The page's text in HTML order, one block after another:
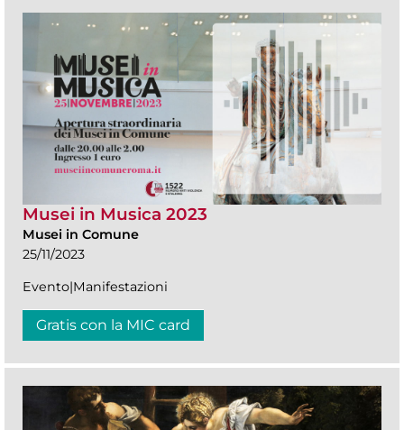
Musei in Musica 2023
Musei in Comune
25/11/2023
Evento|Manifestazioni
Gratis con la MIC card